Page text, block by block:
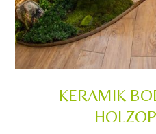
KERAMIK